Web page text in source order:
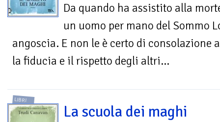
Da quando ha assistito alla
un uomo per mano del Sommo
angoscia. E non le è certo di consolazione
la fiducia e il rispetto degli altri...
LIBRI
La scuola dei maghi